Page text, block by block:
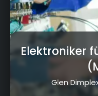
Elektroniker
Glen